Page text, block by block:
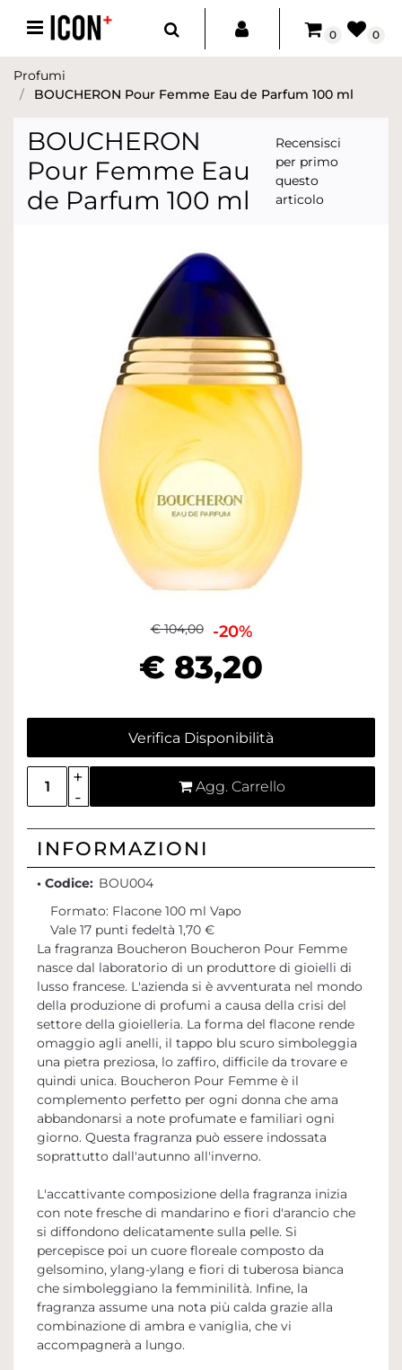
Open menu
0 0
Profumi
BOUCHERON Pour Femme Eau de Parfum 100 ml
BOUCHERON
Pour Femme Eau
de Parfum 100 ml
Recensisci
per primo
questo
articolo
€ 104,00 -20%
€ 83,20
Verifica Disponibilità
Quantità
Agg. Carrello
INFORMAZIONI
• Codice: BOU004
Formato: Flacone 100 ml Vapo
Vale 17 punti fedeltà 1,70 €
La fragranza Boucheron Boucheron Pour Femme
nasce dal laboratorio di un produttore di gioielli di
lusso francese. L'azienda si è avventurata nel mondo
della produzione di profumi a causa della crisi del
settore della gioielleria. La forma del flacone rende
omaggio agli anelli, il tappo blu scuro simboleggia
una pietra preziosa, lo zaffiro, difficile da trovare e
quindi unica. Boucheron Pour Femme è il
complemento perfetto per ogni donna che ama
abbandonarsi a note profumate e familiari ogni
giorno. Questa fragranza può essere indossata
soprattutto dall'autunno all'inverno.
L'accattivante composizione della fragranza inizia
con note fresche di mandarino e fiori d'arancio che
si diffondono delicatamente sulla pelle. Si
percepisce poi un cuore floreale composto da
gelsomino, ylang-ylang e fiori di tuberosa bianca
che simboleggiano la femminilità. Infine, la
fragranza assume una nota più calda grazie alla
combinazione di ambra e vaniglia, che vi
accompagnerà a lungo.